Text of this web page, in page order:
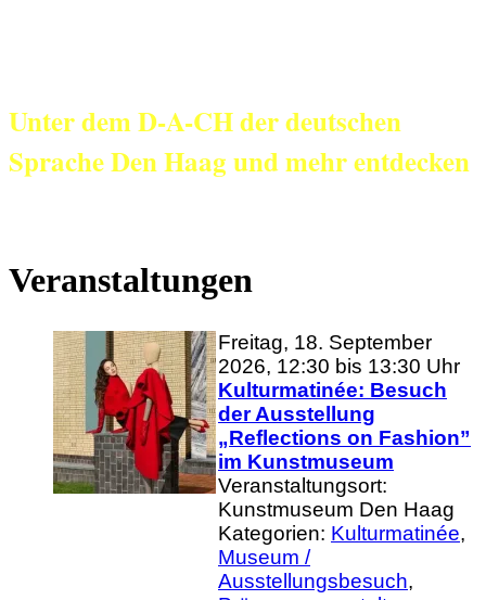
Unter dem D-A-CH der deutschen
Sprache Den Haag und mehr entdecken
Veranstaltungen
Freitag, 18. September
2026, 12:30 bis 13:30 Uhr
Kulturmatinée: Besuch
der Ausstellung
„Reflections on Fashion”
im Kunstmuseum
Veranstaltungsort:
Kunstmuseum Den Haag
Kategorien: Kulturmatinée,
Museum /
Ausstellungsbesuch,